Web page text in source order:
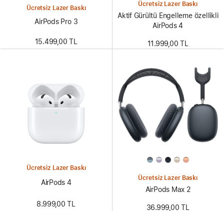
Ücretsiz Lazer Baskı
AirPods Pro 3
15.499,00 TL
Ücretsiz Lazer Baskı
Aktif Gürültü Engelleme özellikli
AirPods 4
11.999,00 TL
Ücretsiz Lazer Baskı
AirPods 4
8.999,00 TL
Ücretsiz Lazer Baskı
AirPods Max 2
36.999,00 TL